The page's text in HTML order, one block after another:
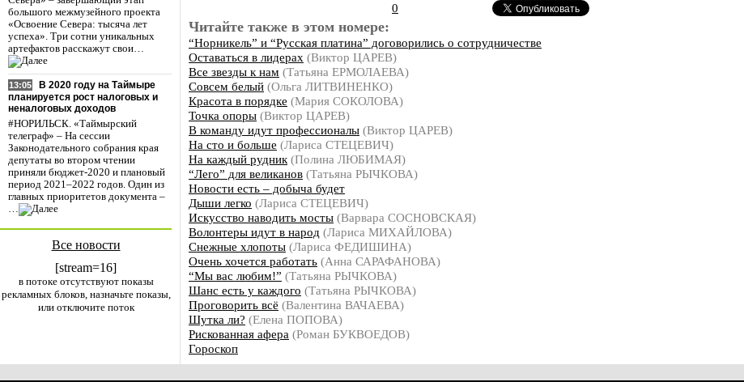
большого межмузейного проекта
«Освоение Севера: тысяча лет
успеха». Три сотни уникальных
артефактов расскажут свои…
13:05
В 2020 году на Таймыре
планируется рост налоговых и
неналоговых доходов
#НОРИЛЬСК. «Таймырский
телеграф» – На сессии
Законодательного собрания края
депутаты во втором чтении
приняли бюджет-2020 и плановый
период 2021–2022 годов. Один из
главных приоритетов документа –
…
Все новости
[stream=16]
в потоке отсутствуют показы
рекламных блоков, назначьте показы,
или отключите поток
0
Читайте также в этом номере:
“Норникель” и “Русская платина” договорились о сотрудничестве
Оставаться в лидерах (Виктор ЦАРЕВ)
Все звезды к нам (Татьяна ЕРМОЛАЕВА)
Совсем белый (Ольга ЛИТВИНЕНКО)
Красота в порядке (Мария СОКОЛОВА)
Точка опоры (Виктор ЦАРЕВ)
В команду идут профессионалы (Виктор ЦАРЕВ)
На сто и больше (Лариса СТЕЦЕВИЧ)
На каждый рудник (Полина ЛЮБИМАЯ)
“Лего” для великанов (Татьяна РЫЧКОВА)
Новости есть – добыча будет
Дыши легко (Лариса СТЕЦЕВИЧ)
Искусство наводить мосты (Варвара СОСНОВСКАЯ)
Волонтеры идут в народ (Лариса МИХАЙЛОВА)
Снежные хлопоты (Лариса ФЕДИШИНА)
Очень хочется работать (Анна САРАФАНОВА)
“Мы вас любим!” (Татьяна РЫЧКОВА)
Шанс есть у каждого (Татьяна РЫЧКОВА)
Проговорить всё (Валентина ВАЧАЕВА)
Шутка ли? (Елена ПОПОВА)
Рискованная афера (Роман БУКВОЕДОВ)
Гороскоп